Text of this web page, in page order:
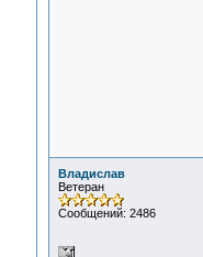
Владислав
Ветеран
Сообщений: 2486